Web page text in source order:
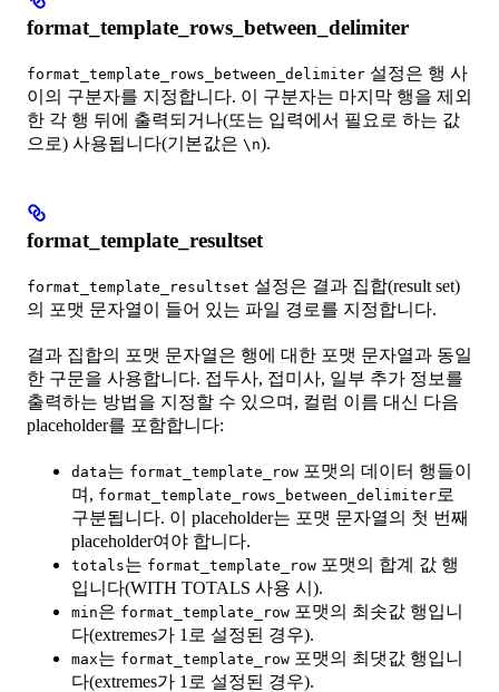
format_template_rows_between_delimiter
format_template_rows_between_delimiter 설정은 행 사
이의 구분자를 지정합니다. 이 구분자는 마지막 행을 제외
한 각 행 뒤에 출력되거나(또는 입력에서 필요로 하는 값
으로) 사용됩니다(기본값은 \n).
format_template_resultset
format_template_resultset 설정은 결과 집합(result set)
의 포맷 문자열이 들어 있는 파일 경로를 지정합니다.
결과 집합의 포맷 문자열은 행에 대한 포맷 문자열과 동일
한 구문을 사용합니다. 접두사, 접미사, 일부 추가 정보를
출력하는 방법을 지정할 수 있으며, 컬럼 이름 대신 다음
placeholder를 포함합니다:
data는 format_template_row 포맷의 데이터 행들이
며, format_template_rows_between_delimiter로
구분됩니다. 이 placeholder는 포맷 문자열의 첫 번째
placeholder여야 합니다.
totals는 format_template_row 포맷의 합계 값 행
입니다(WITH TOTALS 사용 시).
min은 format_template_row 포맷의 최솟값 행입니
다(extremes가 1로 설정된 경우).
max는 format_template_row 포맷의 최댓값 행입니
다(extremes가 1로 설정된 경우).